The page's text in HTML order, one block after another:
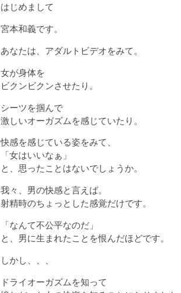
はじめまして
宮本和義です。
あなたは、アダルトビデオをみて。
女が身体を
ビクンビクンさせたり。
シーツを掴んで
激しいオーガズムを感じていたり。
快感を感じている姿をみて、
「女はいいなぁ」
と、思ったことはないでしょうか。
我々、男の快感と言えば。
射精時のちょっとした感覚だけです。
「なんて不公平なのだ」
と、男に生まれたことを恨んだほどです。
しかし、、、
ドライオーガズムを知って